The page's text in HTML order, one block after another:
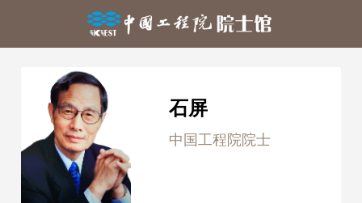
石屏
中国工程院院士